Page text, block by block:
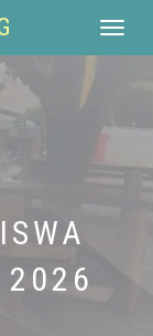
Toggle
2026